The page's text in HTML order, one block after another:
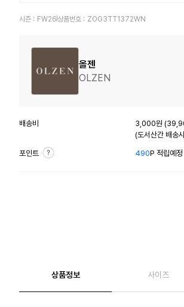
시즌 : FW26 상품번호 : ZOG3TT1372WN
올젠
OLZEN
배송비
3,000원
(도서산간 배송
포인트 490P 적립예정
상품정보 사이즈